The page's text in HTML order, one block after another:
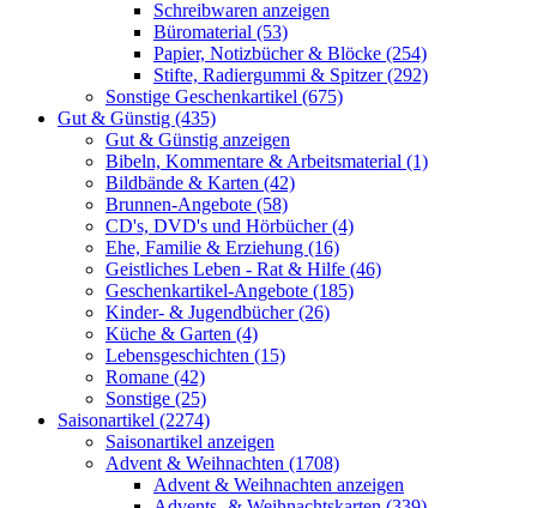
Schreibwaren anzeigen
Büromaterial (53)
Papier, Notizbücher & Blöcke (254)
Stifte, Radiergummi & Spitzer (292)
Sonstige Geschenkartikel (675)
Gut & Günstig (435)
Gut & Günstig anzeigen
Bibeln, Kommentare & Arbeitsmaterial (1)
Bildbände & Karten (42)
Brunnen-Angebote (58)
CD's, DVD's und Hörbücher (4)
Ehe, Familie & Erziehung (16)
Geistliches Leben - Rat & Hilfe (46)
Geschenkartikel-Angebote (185)
Kinder- & Jugendbücher (26)
Küche & Garten (4)
Lebensgeschichten (15)
Romane (42)
Sonstige (25)
Saisonartikel (2274)
Saisonartikel anzeigen
Advent & Weihnachten (1708)
Advent & Weihnachten anzeigen